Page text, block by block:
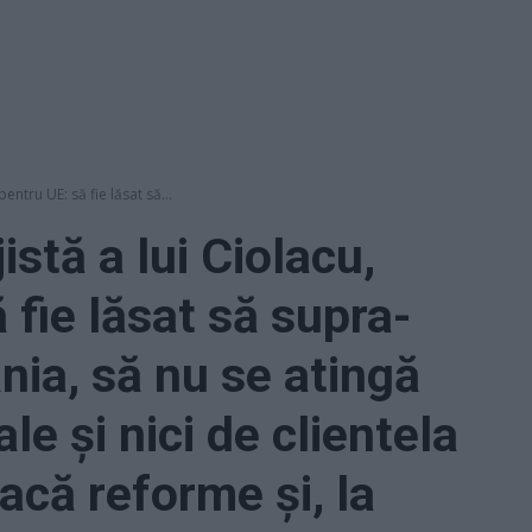
UE: să fie lăsat să...
a lui Ciolacu,
fie lăsat să supra-
să nu se atingă
și nici de clientela
reforme și, la